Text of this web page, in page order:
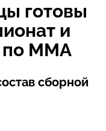
готовы
и
по ММА
сборной